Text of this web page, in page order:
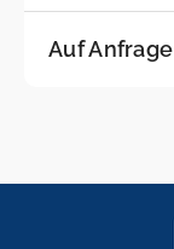
Auf Anfrage